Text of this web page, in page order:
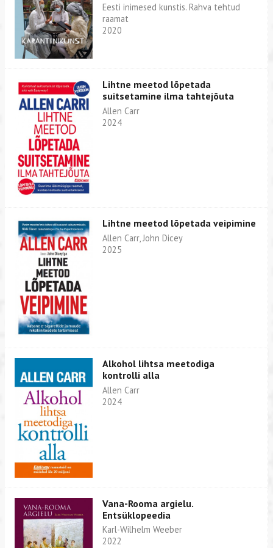
Eesti inimesed kunstis. Rahva tehtud
raamat
2020
Lihtne meetod lõpetada
suitsetamine ilma tahtejõuta
Allen Carr
2024
Lihtne meetod lõpetada veipimine
Allen Carr, John Dicey
2025
Alkohol lihtsa meetodiga
kontrolli alla
Allen Carr
2024
Vana-Rooma argielu.
Entsüklopeedia
Karl-Wilhelm Weeber
2022